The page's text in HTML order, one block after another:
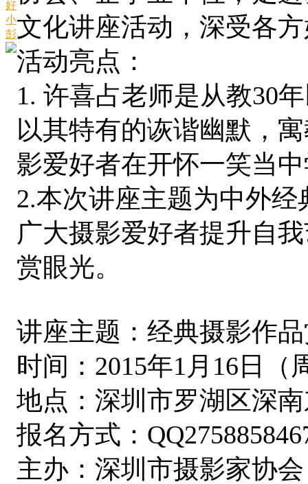
好
小
彭文化讲座活动，深受各
活动亮点：
1. 许喜占老师是从教30
以其特有的诙谐幽默，
影爱好者在开怀一笑当
2.本次讲座主题为中外
广大摄影爱好者提升自
赏眼光。
讲座主题：经典摄影作
时间：2015年1月16日（
地点：深圳市罗湖区深
报名方式：
主办：深圳市摄影家协